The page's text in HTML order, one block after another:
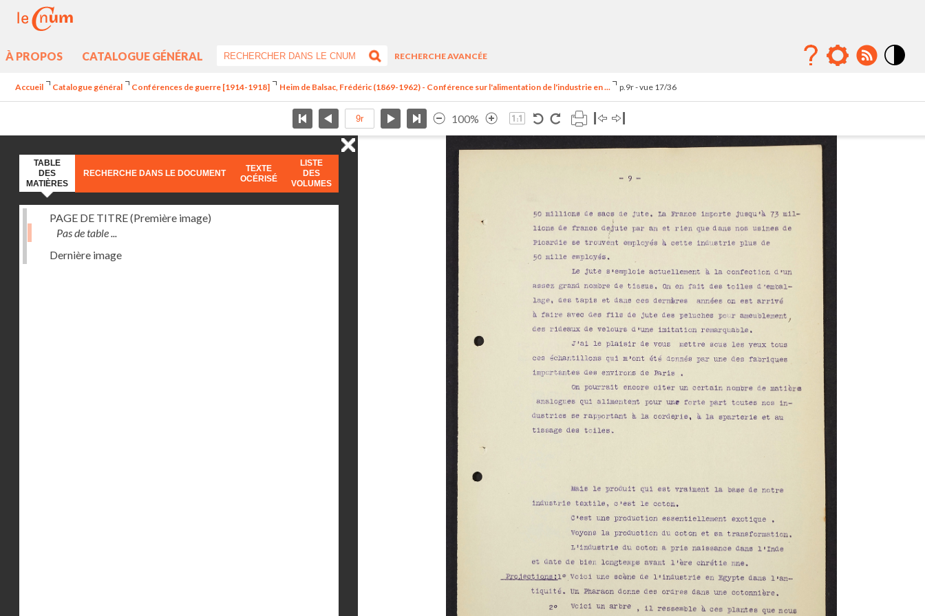
À PROPOS CATALOGUE GÉNÉRAL
RECHERCHE AVANCÉE
Accueil Catalogue général Conférences de guerre [1914-1918] Heim de Balsac, Frédéric (1869-1962) - Conférence sur l'alimentation de l'industrie en ... p.9r - vue 17/36
100%
TABLE
DES
MATIÈRES
RECHERCHE DANS LE DOCUMENT
TEXTE
OCÉRISÉ
LISTE
DES
VOLUMES
PAGE DE TITRE (Première image)
Pas de table ...
Dernière image